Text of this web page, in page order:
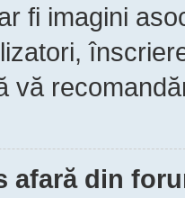
fi imagini
vă
afară din